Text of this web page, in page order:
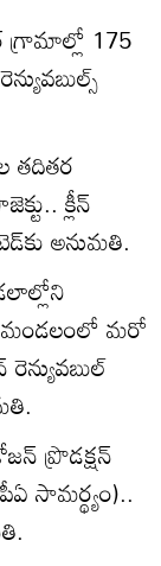
గ్రామాల్లో 175
తదితర
క్లీన్‌
అనుమతి.
మండలంలో మరో
ప్రొడక్షన్‌
సామర్థ్యం)..